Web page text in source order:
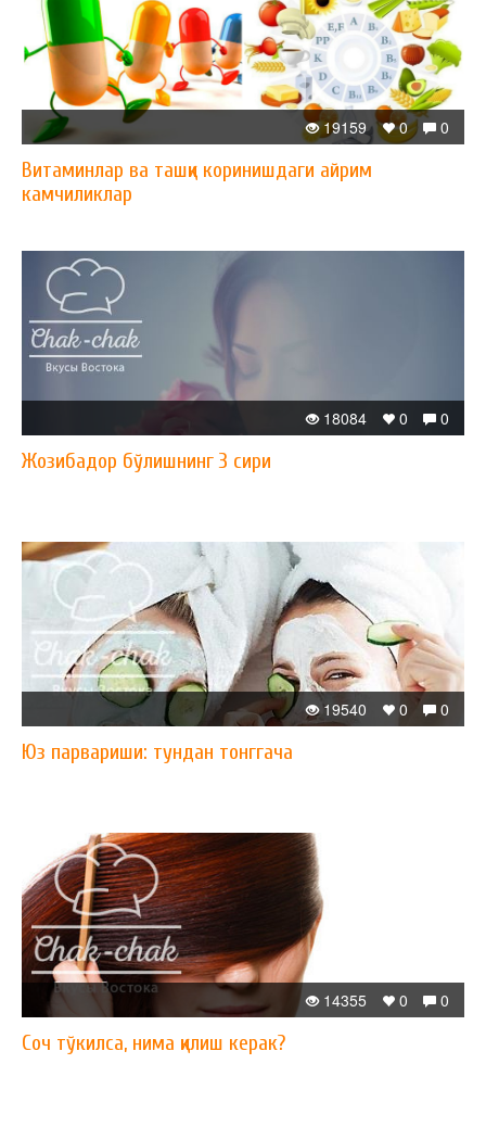
0
0
19159
Витаминлар ва ташқи коринишдаги айрим
камчиликлар
0
0
18084
Жозибадор бўлишнинг 3 сири
0
0
19540
Юз парвариши: тундан тонггача
0
0
14355
Соч тўкилса, нима қилиш керак?